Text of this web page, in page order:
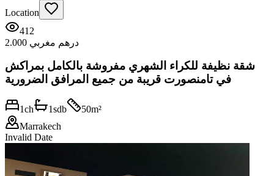
Location
412
2.000 درهم مغربي
شقة نظيفة للكراء الشهري مفروشة بالكامل بمراكش
في تامنصورت قريبة من جميع المرافق الضرورية
1ch 1sdb 50m²
Marrakech
Invalid Date